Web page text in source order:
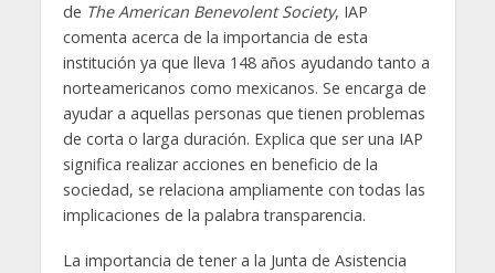
de The American Benevolent Society, IAP
comenta acerca de la importancia de esta
institución ya que lleva 148 años ayudando tanto a
norteamericanos como mexicanos. Se encarga de
ayudar a aquellas personas que tienen problemas
de corta o larga duración. Explica que ser una IAP
significa realizar acciones en beneficio de la
sociedad, se relaciona ampliamente con todas las
implicaciones de la palabra transparencia.
La importancia de tener a la Junta de Asistencia